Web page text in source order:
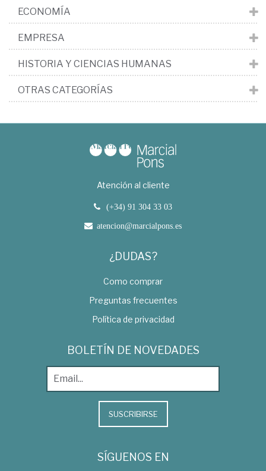
ECONOMÍA
EMPRESA
HISTORIA Y CIENCIAS HUMANAS
OTRAS CATEGORÍAS
Atención al cliente
(+34) 91 304 33 03
atencion@marcialpons.es
¿DUDAS?
Como comprar
Preguntas frecuentes
Política de privacidad
BOLETÍN DE NOVEDADES
SUSCRIBIRSE
SÍGUENOS EN